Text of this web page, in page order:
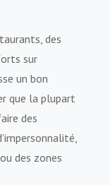
des
sur
un bon
que la plupart
des
des zones